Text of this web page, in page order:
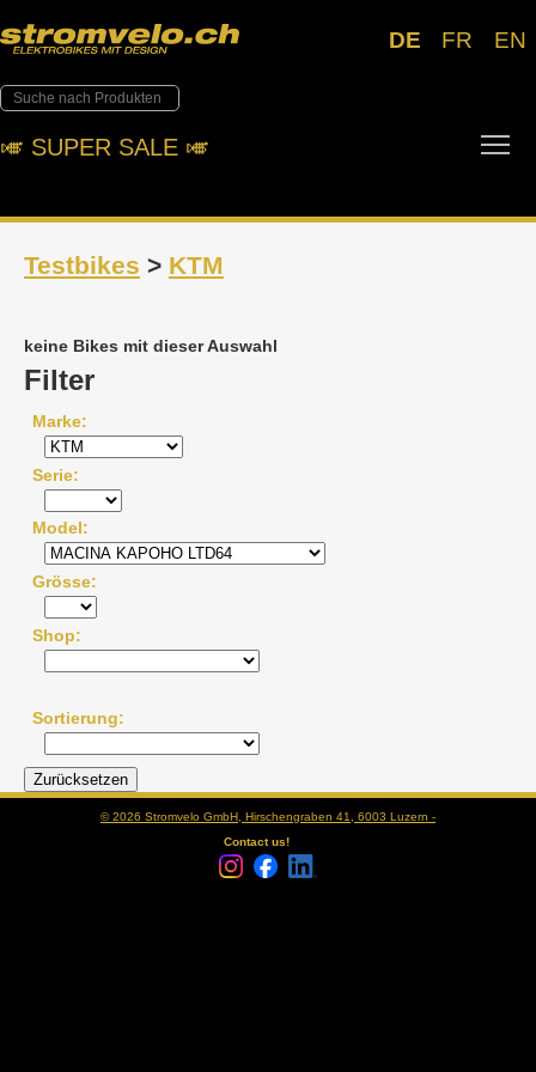
DE FR EN
🎺︎ SUPER SALE 🎺︎
Testbikes > KTM
keine Bikes mit dieser Auswahl
Filter
Marke
Serie
Model
Grösse
Shop
Sortierung
© 2026 Stromvelo GmbH, Hirschengraben 41, 6003 Luzern -
Contact us!